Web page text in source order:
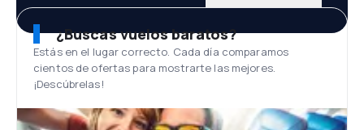
¿Buscas vuelos baratos?
Estás en el lugar correcto. Cada día comparamos
cientos de ofertas para mostrarte las mejores.
¡Descúbrelas!